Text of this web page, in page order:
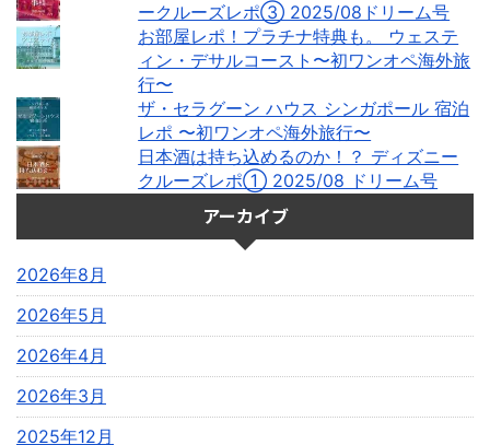
ークルーズレポ③ 2025/08ドリーム号
お部屋レポ！プラチナ特典も。 ウェステ
ィン・デサルコースト〜初ワンオペ海外旅
行〜
ザ・セラグーン ハウス シンガポール 宿泊
レポ 〜初ワンオペ海外旅行〜
日本酒は持ち込めるのか！？ ディズニー
クルーズレポ① 2025/08 ドリーム号
アーカイブ
2026年8月
2026年5月
2026年4月
2026年3月
2025年12月